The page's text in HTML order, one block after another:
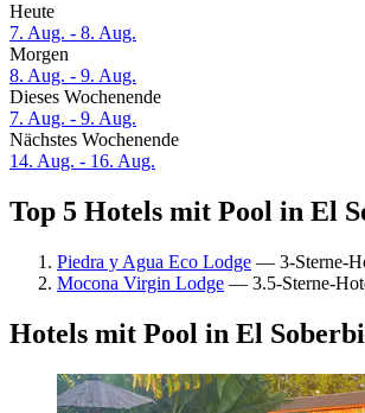
Heute
7. Aug. - 8. Aug.
Morgen
8. Aug. - 9. Aug.
Dieses Wochenende
7. Aug. - 9. Aug.
Nächstes Wochenende
14. Aug. - 16. Aug.
Top 5 Hotels mit Pool in El
Piedra y Agua Eco Lodge — 3-Sterne-
Mocona Virgin Lodge — 3.5-Sterne-
Hotels mit Pool in El